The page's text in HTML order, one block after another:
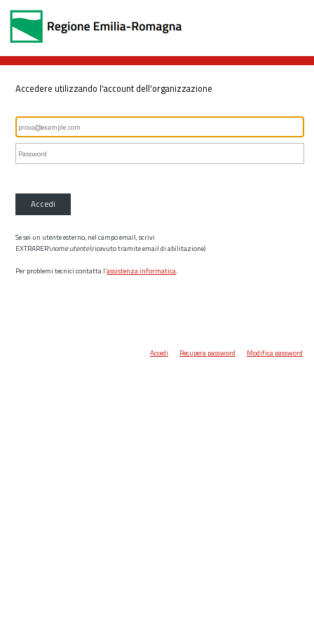
Accedere utilizzando l'account dell'organizzazione
Accedi
Se sei un utente esterno, nel campo email, scrivi
EXTRARER\nome utente(ricevuto tramite email di abilitazione)
Per problemi tecnici contatta l’assistenza informatica.
Accedi Recupera password Modifica password